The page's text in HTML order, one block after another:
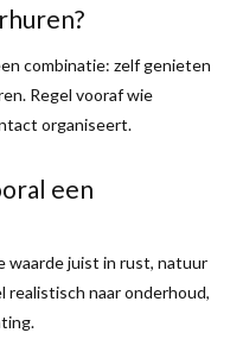
combinatie: zelf genieten
Regel vooraf wie
organiseert.
een
waarde juist in rust, natuur
realistisch naar onderhoud,